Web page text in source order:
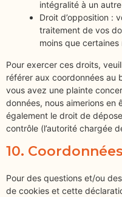
intégralité à un
Droit d’opposition :
traitement de vos
moins que
Pour exercer ces droits,
référer aux coordonnées au
vous avez une plainte
données, nous aimerions en
également le droit de
contrôle (l’autorité chargée
10. Coordonnées
Pour des questions et/ou
de cookies et cette